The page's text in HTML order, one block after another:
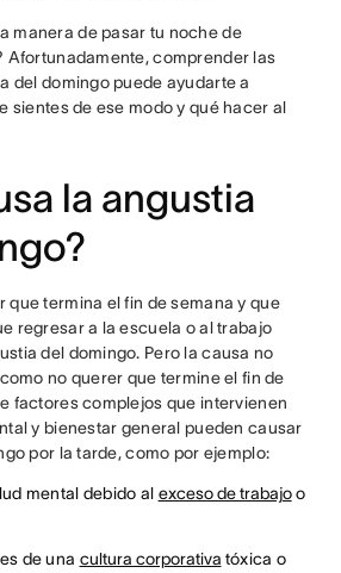
manera de pasar tu noche de
Afortunadamente, comprender las
del domingo puede ayudarte a
sientes de ese modo y qué hacer al
la angustia
que termina el fin de semana y que
regresar a la escuela o al trabajo
del domingo. Pero la causa no
no querer que termine el fin de
factores complejos que intervienen
y bienestar general pueden causar
por la tarde, como por ejemplo:
mental debido al exceso de trabajoo
de una cultura corporativa tóxica o